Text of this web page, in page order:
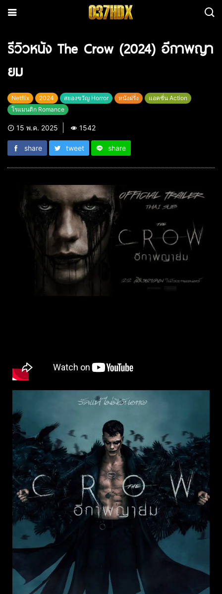
รีวิวหนัง The Crow (2024) อีกาพญา
ยม
Netflix 2024 สยองขวัญ Horror หนังฝรั่ง
แอคชั่น Action
โรแมนติก Romance
15 พ.ค. 2025 1542
share tweet share